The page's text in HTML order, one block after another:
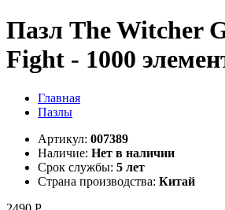
Пазл The Witcher
Fight - 1000
Главная
Пазлы
Артикул: 007389
Наличие: Нет в наличии
Срок службы: 5 лет
Страна производства: Китай